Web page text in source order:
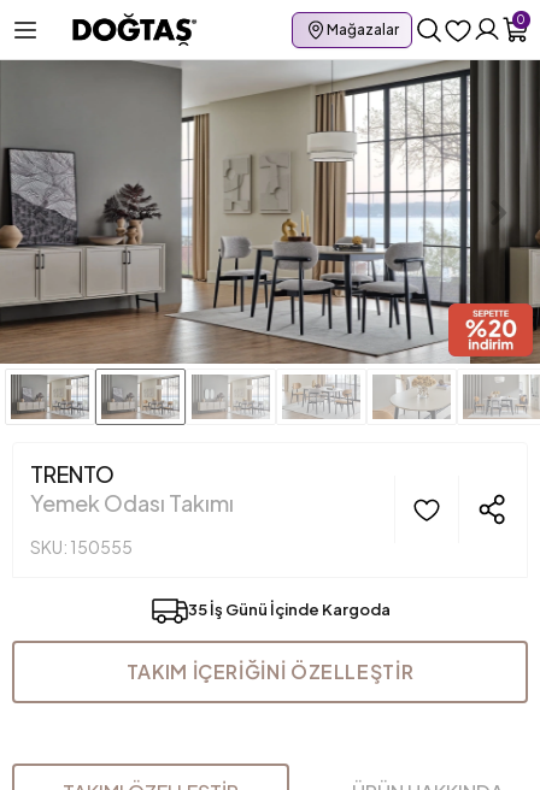
Mağazalar
0
TRENTO
Yemek Odası Takımı
SKU: 150555
35 İş Günü İçinde Kargoda
TAKIM İÇERİĞİNİ ÖZELLEŞTİR